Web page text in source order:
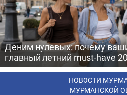
Деним нулевых: почему
главный летний must-have
НОВОСТИ
МУРМАНСКОЙ